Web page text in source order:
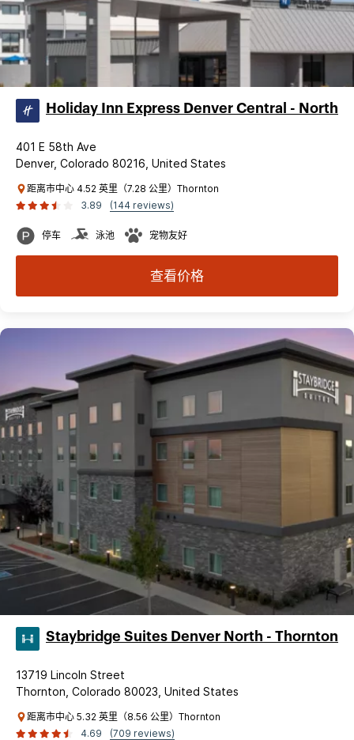
Holiday Inn Express Denver Central - North
401 E 58th Ave
Denver, Colorado 80216, United States
距离市中心 4.52 英里（7.28 公里）Thornton
3.89
(144 reviews)
停车 泳池 宠物友好
查看价格
Staybridge Suites Denver North - Thornton
13719 Lincoln Street
Thornton, Colorado 80023, United States
距离市中心 5.32 英里（8.56 公里）Thornton
4.69
(709 reviews)